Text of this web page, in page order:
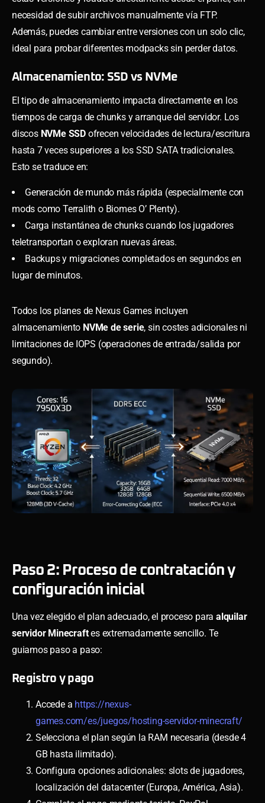
necesidad de subir archivos manualmente vía FTP.
Además, puedes cambiar entre versiones con un solo clic,
ideal para probar diferentes modpacks sin perder datos.
Almacenamiento: SSD vs NVMe
El tipo de almacenamiento impacta directamente en los
tiempos de carga de chunks y arranque del servidor. Los
discos NVMe SSD ofrecen velocidades de lectura/escritura
hasta 7 veces superiores a los SSD SATA tradicionales.
Esto se traduce en:
Generación de mundo más rápida (especialmente con
mods como Terralith o Biomes O’ Plenty).
Carga instantánea de chunks cuando los jugadores
teletransportan o exploran nuevas áreas.
Backups y migraciones completados en segundos en
lugar de minutos.
Todos los planes de Nexus Games incluyen
almacenamiento NVMe de serie, sin costes adicionales ni
limitaciones de IOPS (operaciones de entrada/salida por
segundo).
Paso 2: Proceso de contratación y
configuración inicial
Una vez elegido el plan adecuado, el proceso para alquilar
servidor Minecraftes extremadamente sencillo. Te
guiamos paso a paso:
Registro y pago
Accede a https://nexus-
games.com/es/juegos/hosting-servidor-minecraft/
Selecciona el plan según la RAM necesaria (desde 4
GB hasta ilimitado).
Configura opciones adicionales: slots de jugadores,
localización del datacenter (Europa, América, Asia).